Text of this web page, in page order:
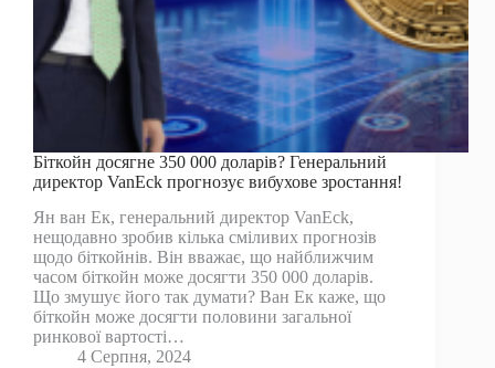
Біткойн досягне 350 000 доларів? Генеральний
директор VanEck прогнозує вибухове зростання!
Ян ван Ек, генеральний директор VanEck,
нещодавно зробив кілька сміливих прогнозів
щодо біткойнів. Він вважає, що найближчим
часом біткойн може досягти 350 000 доларів.
Що змушує його так думати? Ван Ек каже, що
біткойн може досягти половини загальної
ринкової вартості…
4 Серпня, 2024